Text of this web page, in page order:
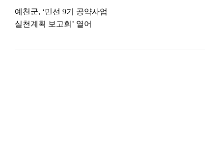
예천군, ‘민선 9기 공약사업
실천계획 보고회’ 열어